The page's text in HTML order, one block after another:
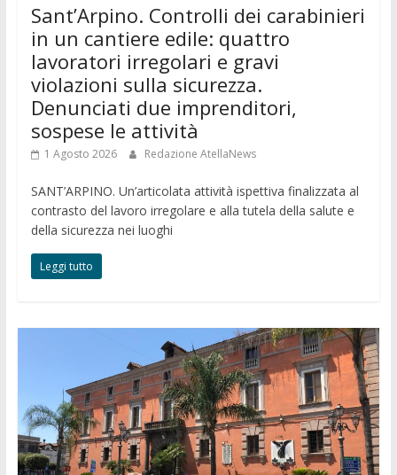
Sant’Arpino. Controlli dei carabinieri
in un cantiere edile: quattro
lavoratori irregolari e gravi
violazioni sulla sicurezza.
Denunciati due imprenditori,
sospese le attività
1 Agosto 2026 Redazione AtellaNews
SANT’ARPINO. Un’articolata attività ispettiva finalizzata al
contrasto del lavoro irregolare e alla tutela della salute e
della sicurezza nei luoghi
Leggi tutto